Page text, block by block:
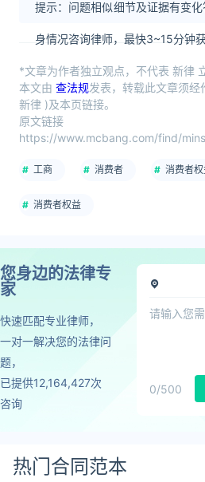
提示：问题相似细节及证据有变
身情况咨询律师，最快3~15分钟获
*文章为作者独立观点，不代表 新律
本文由 查法规发表，转载此文章须
新律 )及本页链接。
原文链接
https://www.mcbang.com/find/
工商 消费者 消费者
消费者权益
您身边的法律专
家
快速匹配专业律师，
一对一解决您的法律问
题，
已提供12,164,427次
咨询
0/500
热门合同范本